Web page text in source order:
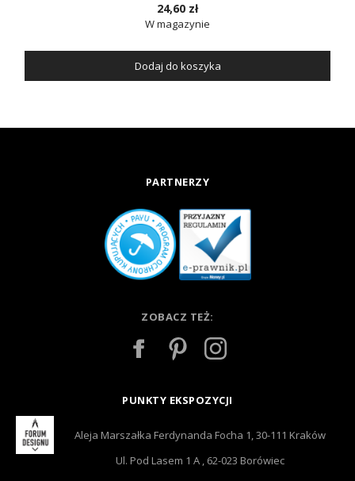
24,60 zł
W magazynie
Dodaj do koszyka
PARTNERZY
ZOBACZ TEŻ:
PUNKTY EKSPOZYCJI
Aleja Marszałka Ferdynanda Focha 1, 30-111 Kraków
Ul. Pod Lasem 1 A , 62-023 Borówiec